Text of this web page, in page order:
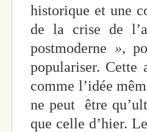
historique et une
de la crise de
postmoderne »,
populariser. Cette
comme l’idée
ne peut être
que celle d’hier.